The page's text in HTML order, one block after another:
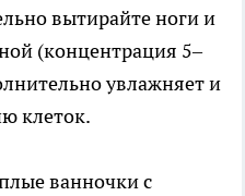
вытирайте ноги и
(концентрация 5–
увлажняет и
клеток.
ванночки с